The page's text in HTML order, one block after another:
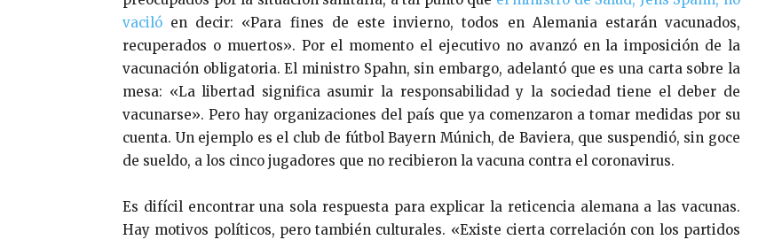
vaciló en decir: «Para fines de este invierno, todos en Alemania estarán vacunados,
recuperados o muertos». Por el momento el ejecutivo no avanzó en la imposición de la
vacunación obligatoria. El ministro Spahn, sin embargo, adelantó que es una carta sobre la
mesa: «La libertad significa asumir la responsabilidad y la sociedad tiene el deber de
vacunarse». Pero hay organizaciones del país que ya comenzaron a tomar medidas por su
cuenta. Un ejemplo es el club de fútbol Bayern Múnich, de Baviera, que suspendió, sin goce
de sueldo, a los cinco jugadores que no recibieron la vacuna contra el coronavirus.
Es difícil encontrar una sola respuesta para explicar la reticencia alemana a las vacunas.
Hay motivos políticos, pero también culturales. «Existe cierta correlación con los partidos